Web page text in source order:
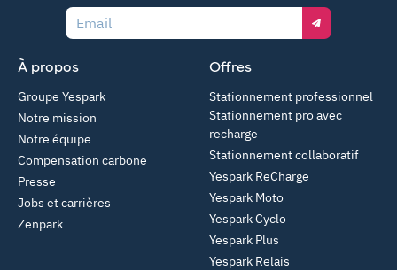
À propos
Groupe Yespark
Notre mission
Notre équipe
Compensation carbone
Presse
Jobs et carrières
Zenpark
Offres
Stationnement professionnel
Stationnement pro avec
recharge
Stationnement collaboratif
Yespark ReCharge
Yespark Moto
Yespark Cyclo
Yespark Plus
Yespark Relais